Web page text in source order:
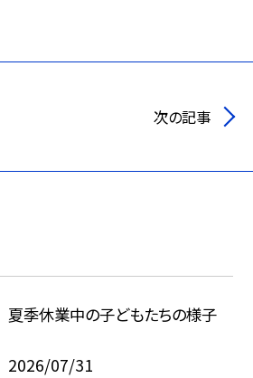
次の記事
夏季休業中の子どもたちの様子
2026/07/31